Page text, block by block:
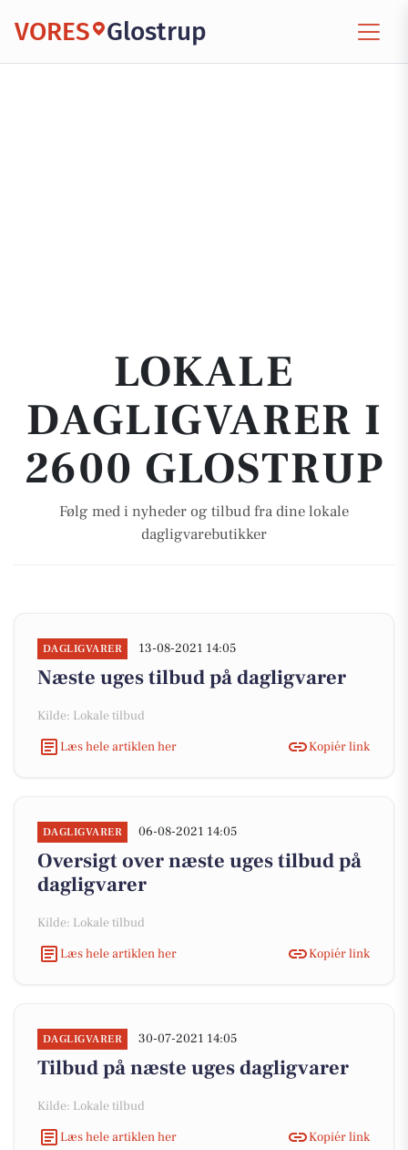
VORES Glostrup
LOKALE
DAGLIGVARER I
2600 GLOSTRUP
Følg med i nyheder og tilbud fra dine lokale
dagligvarebutikker
DAGLIGVARER 13-08-2021 14:05
Næste uges tilbud på dagligvarer
Kilde: Lokale tilbud
Læs hele artiklen her
Kopiér link
DAGLIGVARER 06-08-2021 14:05
Oversigt over næste uges tilbud på
dagligvarer
Kilde: Lokale tilbud
Læs hele artiklen her
Kopiér link
DAGLIGVARER 30-07-2021 14:05
Tilbud på næste uges dagligvarer
Kilde: Lokale tilbud
Læs hele artiklen her
Kopiér link